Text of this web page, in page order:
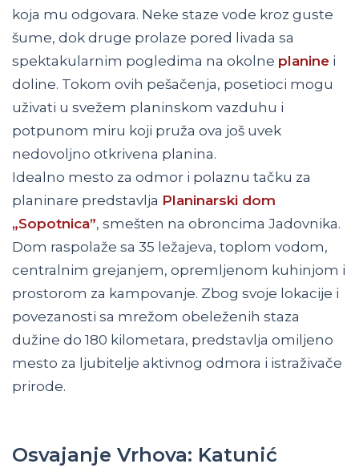
koja mu odgovara. Neke staze vode kroz guste
šume, dok druge prolaze pored livada sa
spektakularnim pogledima na okolne planine i
doline. Tokom ovih pešačenja, posetioci mogu
uživati u svežem planinskom vazduhu i
potpunom miru koji pruža ova još uvek
nedovoljno otkrivena planina.
Idealno mesto za odmor i polaznu tačku za
planinare predstavlja Planinarski dom
„Sopotnica”, smešten na obroncima Jadovnika.
Dom raspolaže sa 35 ležajeva, toplom vodom,
centralnim grejanjem, opremljenom kuhinjom i
prostorom za kampovanje. Zbog svoje lokacije i
povezanosti sa mrežom obeleženih staza
dužine do 180 kilometara, predstavlja omiljeno
mesto za ljubitelje aktivnog odmora i istraživače
prirode.
Osvajanje Vrhova: Katunić